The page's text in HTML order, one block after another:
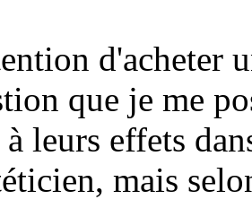
d'acheter
que je me
à leurs effets
mais